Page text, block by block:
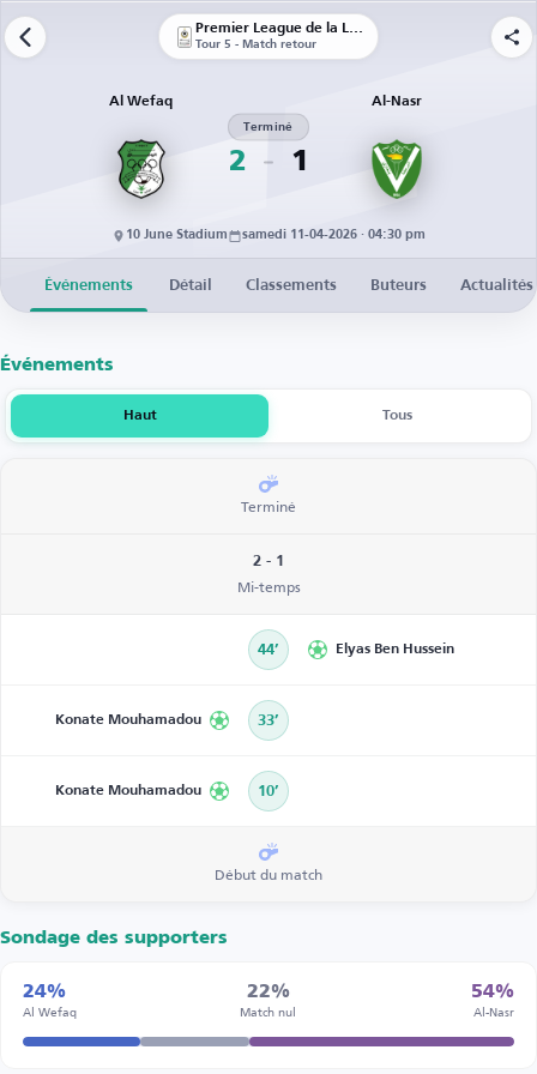
Premier League de la Libye
Tour 5 - Match retour
Al Wefaq
2
Terminé
1
Al-Nasr
10 June Stadium samedi 11-04-2026 · 04:30 pm
Événements Détail Classements Buteurs Actualités
Événements
Haut Tous
Terminé
2 - 1
Mi-temps
44’ Elyas Ben Hussein
Konate Mouhamadou 33’
Konate Mouhamadou 10’
Début du match
Sondage des supporters
24%
Al Wefaq
22%
Match nul
54%
Al-Nasr